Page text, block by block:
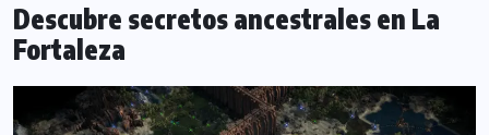
Descubre secretos ancestrales en La
Fortaleza